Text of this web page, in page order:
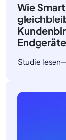
Wie
Studie lesen